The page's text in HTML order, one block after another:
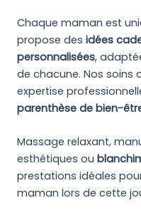
Chaque maman est
propose des idées
personnalisées,
de chacune. Nos soins
expertise
parenthèse de bien-
Massage relaxant,
esthétiques ou
prestations idéales
maman lors de cette